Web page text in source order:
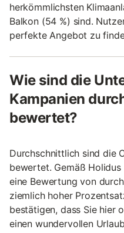
herkömmlichsten
Balkon (54 %) sind.
perfekte Angebot zu
Wie sind die
Kampanien
bewertet?
Durchschnittlich sind die
bewertet. Gemäß
eine Bewertung von
ziemlich hoher
bestätigen, dass Sie hier
einen wundervollen